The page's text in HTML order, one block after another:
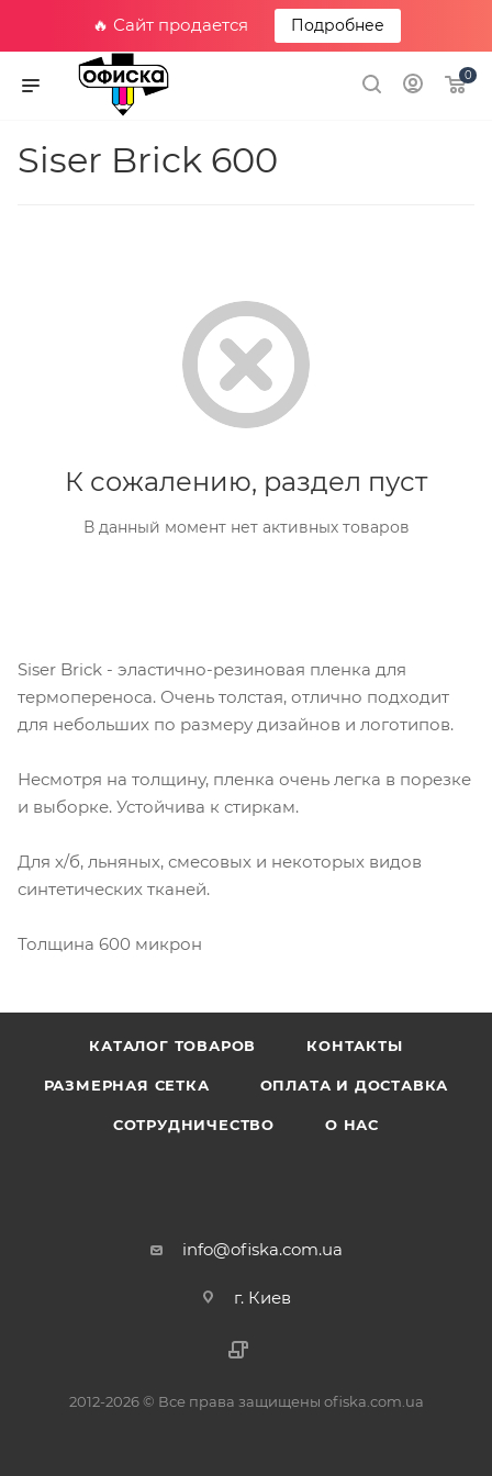
🔥 Сайт продается Подробнее
0
Siser Brick 600
К сожалению, раздел пуст
В данный момент нет активных товаров
Siser Brick - эластично-резиновая пленка для
термопереноса. Очень толстая, отлично подходит
для небольших по размеру дизайнов и логотипов.
Несмотря на толщину, пленка очень легка в порезке
и выборке. Устойчива к стиркам.
Для х/б, льняных, смесовых и некоторых видов
синтетических тканей.
Толщина 600 микрон
КАТАЛОГ ТОВАРОВ КОНТАКТЫ
РАЗМЕРНАЯ СЕТКА ОПЛАТА И ДОСТАВКА
СОТРУДНИЧЕСТВО О НАС
info@ofiska.com.ua
г. Киев
2012-2026 © Все права защищены ofiska.com.ua